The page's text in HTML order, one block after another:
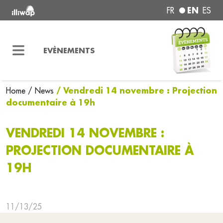
FR EN ES
EVÈNEMENTS
Home / News / Vendredi 14 novembre : Projection
documentaire à 19h
VENDREDI 14 NOVEMBRE :
PROJECTION DOCUMENTAIRE À
19H
11/13/25